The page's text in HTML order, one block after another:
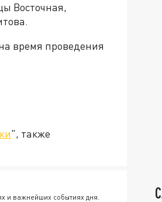
Восточная,
время проведения
", также
и важнейших событиях дня.